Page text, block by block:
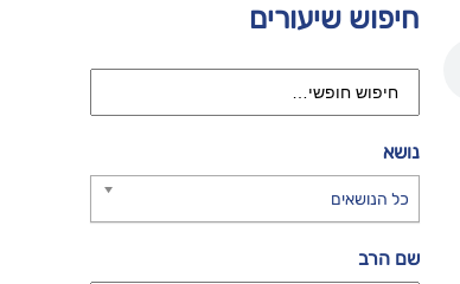
חיפוש שיעורים
נושא
כל הנושאים
שם הרב